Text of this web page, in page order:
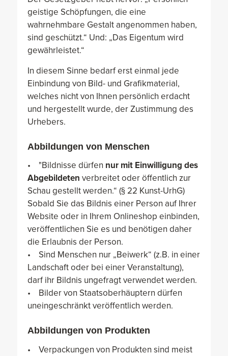
geistige Schöpfungen, die eine
wahrnehmbare Gestalt angenommen haben,
sind geschützt.“ Und: „Das Eigentum wird
gewährleistet.“
In diesem Sinne bedarf erst einmal jede
Einbindung von Bild- und Grafikmaterial,
welches nicht von Ihnen persönlich erdacht
und hergestellt wurde, der Zustimmung des
Urhebers.
Abbildungen von Menschen
• "Bildnisse dürfen nur mit Einwilligung des
Abgebildeten verbreitet oder öffentlich zur
Schau gestellt werden.“ (§ 22 Kunst-UrhG)
Sobald Sie das Bildnis einer Person auf Ihrer
Website oder in Ihrem Onlineshop einbinden,
veröffentlichen Sie es und benötigen daher
die Erlaubnis der Person.
• Sind Menschen nur „Beiwerk“ (z.B. in einer
Landschaft oder bei einer Veranstaltung),
darf ihr Bildnis ungefragt verwendet werden.
• Bilder von Staatsoberhäuptern dürfen
uneingeschränkt veröffentlich werden.
Abbildungen von Produkten
• Verpackungen von Produkten sind meist